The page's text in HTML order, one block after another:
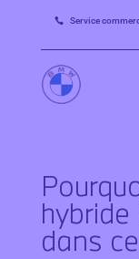
 Service
dans